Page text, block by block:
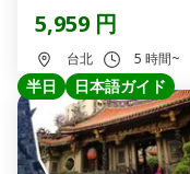
5,959 円
台北 5 時間~
半日 日本語ガイド